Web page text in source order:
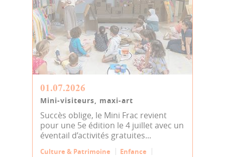
01.07.2026
Mini-visiteurs, maxi-art
Succès oblige, le Mini Frac revient
pour une 5e édition le 4 juillet avec un
éventail d’activités gratuites...
Culture & Patrimoine
Enfance